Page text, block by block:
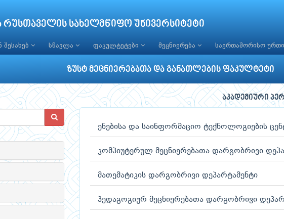
რუსთაველის სახელმწიფო უნივერსიტეტი
შესახებ სწავლა ფაკულტეტები მეცნიერება საერთაშორისო
ზუსტ მეცნიერებათა და განათლების ფაკულტეტი
აკადემიური
ენებისა და საინფორმაციო ტექნოლოგიების
კომპიუტერულ მეცნიერებათა დარგობრივი
მათემატიკის დარგობრივი დეპარტამენტი
პედაგოგიურ მეცნიერებათა დარგობრივი